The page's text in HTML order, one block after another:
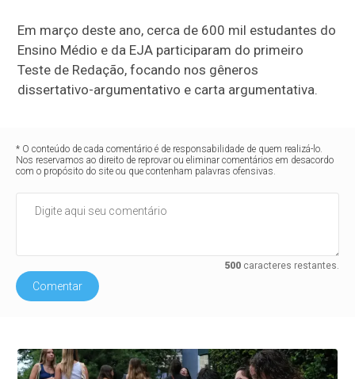
Em março deste ano, cerca de 600 mil estudantes do
Ensino Médio e da EJA participaram do primeiro
Teste de Redação, focando nos gêneros
dissertativo-argumentativo e carta argumentativa.
* O conteúdo de cada comentário é de responsabilidade de quem realizá-lo.
Nos reservamos ao direito de reprovar ou eliminar comentários em desacordo
com o propósito do site ou que contenham palavras ofensivas.
500caracteres restantes.
Comentar